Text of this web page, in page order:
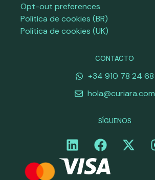
Opt-out preferences
Política de cookies (BR)
Política de cookies (UK)
CONTACTO
+34 910 78 24 68
hola@curiara.com
SÍGUENOS